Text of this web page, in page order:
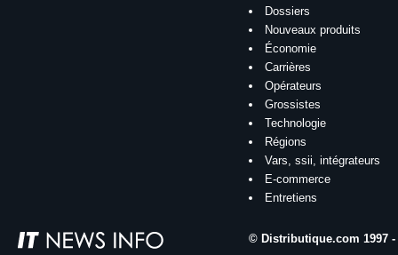
Dossiers
Nouveaux produits
Économie
Carrières
Opérateurs
Grossistes
Technologie
Régions
Vars, ssii, intégrateurs
E-commerce
Entretiens
© Distributique.com 1997 -